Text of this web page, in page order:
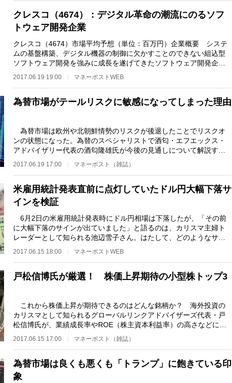
クレスコ（4674）：デジタル革命の潮流にのるソフ
トウェア開発企業
クレスコ（4674）市場平均予想（単位：百万円）企業概要 システ
ムの基盤構築、デジタル機器の制御に欠かすことのできない組込型
ソフトウェア開発を強みに成長を遂げてきたソフトウェア開発企業
2017.06.19 19:00 マネーポストWEB
為替市場がテールリスクに敏感になってしまった理由
為替市場は欧州や北朝鮮情勢のリスクが後退したことでリスクオ
ンの状態になった。為替のスペシャリストで酒匂・エフエックス・
アドバイザリー代表の酒匂隆雄氏が今後の見通しについて解説す
2017.06.19 17:00 マネーポスト（雑誌）
米雇用統計発表直前に点灯していたドル円大幅下落サ
インを検証
6月2日の米雇用統計発表時にドル円相場は下落したが、「その前
に大幅下落のサインが出ていました」と語るのは、カリスマ主婦ト
レーダーとして知られる池辺雪子さん。はたして、どのようなサイ
2017.06.15 18:00 マネーポストWEB
戸松信博氏が厳選！ 株価上昇期待の小型株トップ3
これから株価上昇が期待できるのはどんな銘柄か？ 海外投資の
カリスマとして知られるグローバルリンクアドバイザーズ代表・戸
松信博氏が、業績成長率やROE（株主資本利益率）の高さなどに注
2017.06.15 17:00 マネーポスト（雑誌）
為替市場は良くも悪くも「トランプ」に飽きている印
象